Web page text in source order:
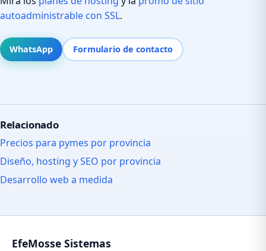
autoadministrable con SSL.
WhatsApp Formulario de contacto
Relacionado
Precios para pymes por provincia
Diseño, hosting y SEO por provincia
Desarrollo web a medida
EfeMosse Sistemas